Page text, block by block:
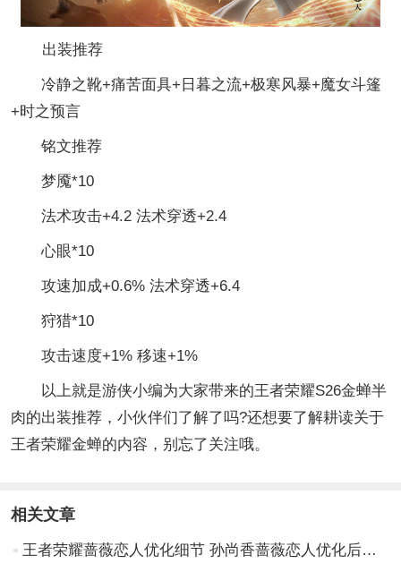
出装推荐
冷静之靴+痛苦面具+日暮之流+极寒风暴+魔女斗篷
+时之预言
铭文推荐
梦魇*10
法术攻击+4.2 法术穿透+2.4
心眼*10
攻速加成+0.6% 法术穿透+6.4
狩猎*10
攻击速度+1% 移速+1%
以上就是游侠小编为大家带来的王者荣耀S26金蝉半
肉的出装推荐，小伙伴们了解了吗?还想要了解耕读关于
王者荣耀金蝉的内容，别忘了关注哦。
相关文章
王者荣耀蔷薇恋人优化细节 孙尚香蔷薇恋人优化后对比